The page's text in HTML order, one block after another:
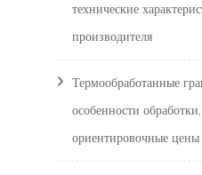
технические
производителя
Термообработанные
особенности
ориентировочные